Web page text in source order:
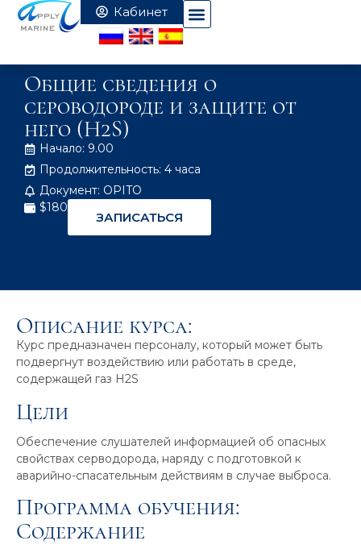
Общие сведения о
сероводороде и защите от
него (H2S)
Начало: 9.00
Продолжительность: 4 часа
Документ: OPITO
$180
ЗАПИСАТЬСЯ
Описание курса:
Курс предназначен персоналу, который может быть
подвергнут воздействию или работать в среде,
содержащей газ H2S
Цели
Обеспечение слушателей информацией об опасных
свойствах серводорода, наряду с подготовкой к
аварийно-спасательным действиям в случае выброса.
Программа обучения:
Содержание